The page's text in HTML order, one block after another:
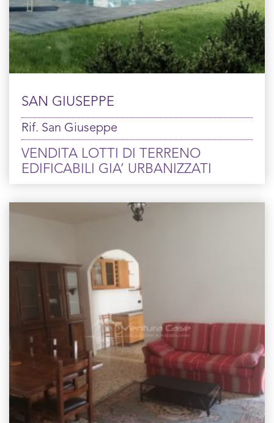
SAN GIUSEPPE
Rif. San Giuseppe
VENDITA LOTTI DI TERRENO
EDIFICABILI GIA’ URBANIZZATI